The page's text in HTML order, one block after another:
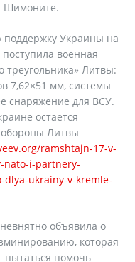
Шимоните.
Украины на
военная
треугольника» Литвы:
7,62×51 мм, системы
снаряжение для ВСУ.
остается
обороны Литвы
ramshtajn-17-v-
nato-i-partnery-
dlya-ukrainy-v-kremle-
объявила о
которая
пытаться помочь